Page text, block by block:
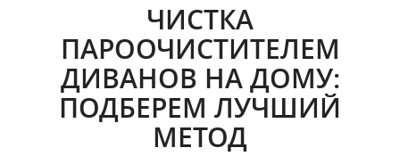
ЧИСТКА
ПАРООЧИСТИТЕЛЕМ
ДИВАНОВ НА ДОМУ:
ПОДБЕРЕМ ЛУЧШИЙ
МЕТОД